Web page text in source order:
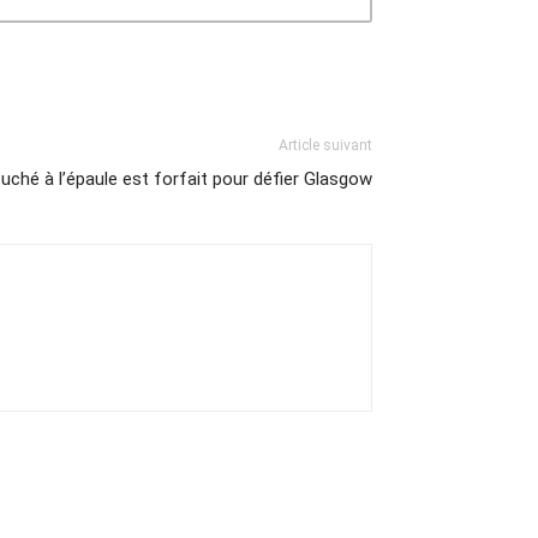
Article suivant
à l’épaule est forfait pour défier Glasgow